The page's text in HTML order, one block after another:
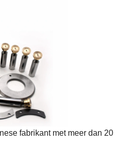
fabrikant met meer dan 20